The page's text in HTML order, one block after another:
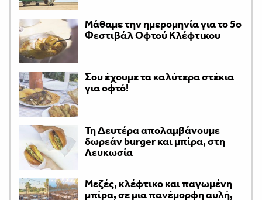
Μάθαμε την ημερομηνία για το 5ο
Φεστιβάλ Οφτού Κλέφτικου
Σου έχουμε τα καλύτερα στέκια
για οφτό!
Τη Δευτέρα απολαμβάνουμε
δωρεάν burger και μπίρα, στη
Λευκωσία
Μεζές, κλέφτικο και παγωμένη
μπίρα, σε μια πανέμορφη αυλή,